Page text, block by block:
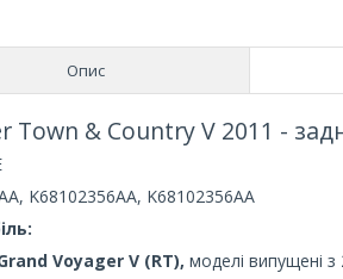
Опис
Town & Country V 2011 -
K68102356AA, K68102356AA
Voyager V (RT), моделі випущені з